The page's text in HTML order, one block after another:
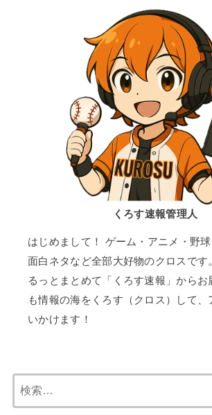
くろす速報管理人
はじめまして！ ゲーム・アニメ・野
面白ネタなど全部大好物のクロスです
るっとまとめて「くろす速報」からお
も情報の海をくろす（クロス）して、
いかけます！
索: